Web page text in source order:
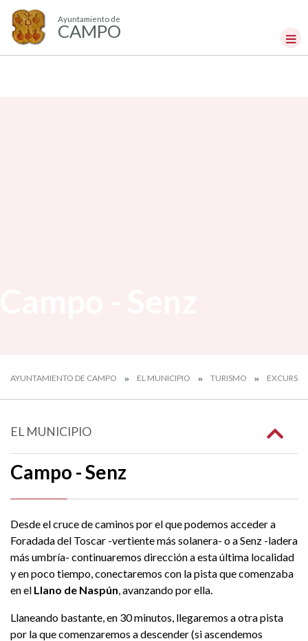
Ayuntamiento de
CAMPO
AYUNTAMIENTO DE CAMPO EL MUNICIPIO TURISMO
EL MUNICIPIO
Campo - Senz
Desde el cruce de caminos por el que podemos acceder a
Foradada del Toscar -vertiente más solanera- o a Senz -ladera
más umbría- continuaremos dirección a esta última localidad
y en poco tiempo, conectaremos con la pista que comenzaba
en el Llano de Naspún , avanzando por ella.
Llaneando bastante, en 30 minutos, llegaremos a otra pista
por la que comenzaremos a descender (si ascendemos